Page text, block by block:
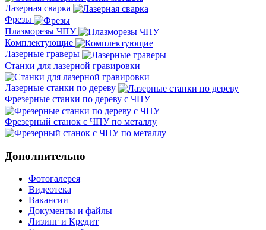
Лазерная сварка
Фрезы
Плазморезы ЧПУ
Комплектующие
Лазерные граверы
Станки для лазерной гравировки
Лазерные станки по дереву
Фрезерные станки по дереву с ЧПУ
Фрезерный станок с ЧПУ по металлу
Дополнительно
Фотогалерея
Видеотека
Вакансии
Документы и файлы
Лизинг и Кредит